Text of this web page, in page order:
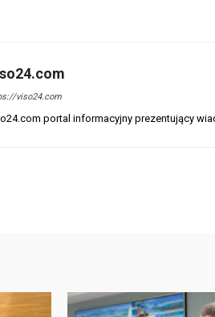
viso24.com
portal informacyjny prezentujący